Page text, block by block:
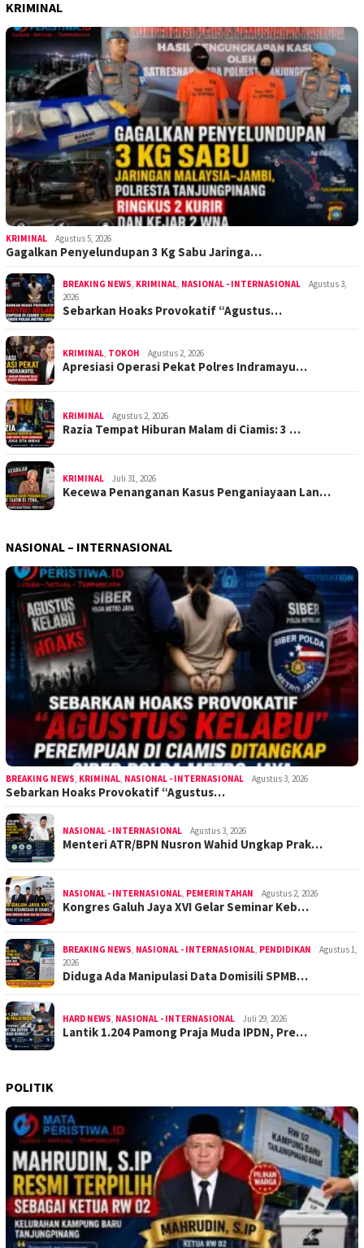
KRIMINAL
KRIMINAL Agustus 5, 2026
Gagalkan Penyelundupan 3 Kg Sabu Jaringa…
BREAKING NEWS, KRIMINAL, NASIONAL - INTERNASIONAL
Agustus 3,
2026
Sebarkan Hoaks Provokatif “Agustus…
KRIMINAL, TOKOH Agustus 2, 2026
Apresiasi Operasi Pekat Polres Indramayu…
KRIMINAL Agustus 2, 2026
Razia Tempat Hiburan Malam di Ciamis: 3 …
KRIMINAL Juli 31, 2026
Kecewa Penanganan Kasus Penganiayaan Lan…
NASIONAL – INTERNASIONAL
BREAKING NEWS, KRIMINAL, NASIONAL - INTERNASIONAL Agustus 3, 2026
Sebarkan Hoaks Provokatif “Agustus…
NASIONAL - INTERNASIONAL Agustus 3, 2026
Menteri ATR/BPN Nusron Wahid Ungkap Prak…
NASIONAL - INTERNASIONAL, PEMERINTAHAN Agustus 2, 2026
Kongres Galuh Jaya XVI Gelar Seminar Keb…
BREAKING NEWS, NASIONAL - INTERNASIONAL, PENDIDIKAN
Agustus 1,
2026
Diduga Ada Manipulasi Data Domisili SPMB…
HARD NEWS, NASIONAL - INTERNASIONAL Juli 29, 2026
Lantik 1.204 Pamong Praja Muda IPDN, Pre…
POLITIK